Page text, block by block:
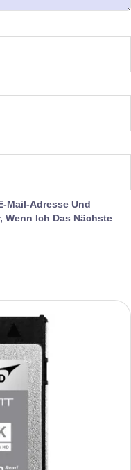
Mail-Adresse Und
Wenn Ich Das Nächste